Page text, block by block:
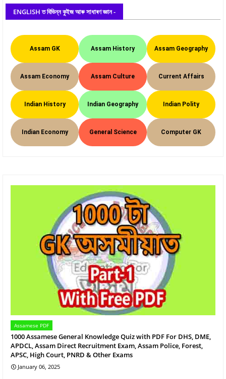
ENGLISH ত বিভিন্ন কুইজ আৰু সাধাৰণ জ্ঞান -
Assam GK Assam History Assam Geography
Assam Economy Assam Culture Current Affairs
Indian History Indian Geography Indian Polity
Indian Economy General Science Computer GK
Assamese PDF
1000 Assamese General Knowledge Quiz with PDF For DHS, DME,
APDCL, Assam Direct Recruitment Exam, Assam Police, Forest,
APSC, High Court, PNRD & Other Exams
January 06, 2025